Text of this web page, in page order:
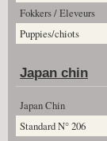
Fokkers / Eleveurs
Puppies/chiots
Japan chin
Japan Chin
Standard N° 206